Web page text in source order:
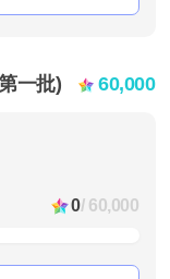
一批) 60,000
0/ 60,000